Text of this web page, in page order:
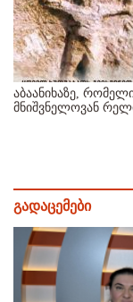
აბაანიხაზე,
მნიშვნელოვან
გადაცემები